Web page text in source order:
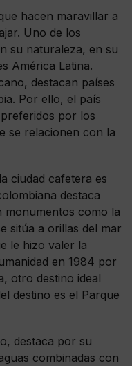
hacen maravillar a
Uno de los
su naturaleza, en su
América Latina.
destacan países
Por ello, el país
por los
se relacionen con la
ciudad cafetera es
destaca
como la
sitúa a orillas del mar
le hizo valer la
en 1984 por
otro destino ideal
destino es el Parque
destaca por su
combinadas con